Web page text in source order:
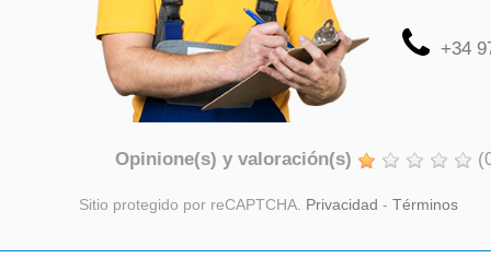
+34
Opinione(s) y valoración(s) (
Sitio protegido por reCAPTCHA. Privacidad - Términos